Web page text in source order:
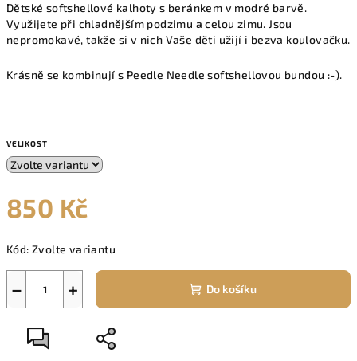
Dětské softshellové kalhoty s beránkem v modré barvě.
Využijete při chladnějším podzimu a celou zimu. Jsou
nepromokavé, takže si v nich Vaše děti užijí i bezva koulovačku.
Krásně se kombinují s Peedle Needle softshellovou bundou :-).
VELIKOST
850 Kč
cena:
Kód: Zvolte variantu
+
− Do košíku